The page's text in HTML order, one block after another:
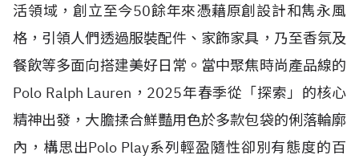
活領域，創立至今50餘年來憑藉原創設計和雋永風
格，引領人們透過服裝配件、家飾家具，乃至香氛及
餐飲等多面向搭建美好日常。當中聚焦時尚產品線的
Polo Ralph Lauren，2025年春季從「探索」的核心
精神出發，大膽揉合鮮豔用色於多款包袋的俐落輪廓
內，構思出Polo Play系列輕盈隨性卻別有態度的百